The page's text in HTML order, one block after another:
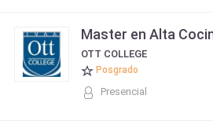
Master en Alta
OTT COLLEGE
Posgrado
Presencial